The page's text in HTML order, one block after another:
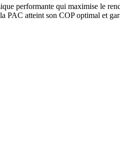
performante qui maximise le
PAC atteint son COP optimal et